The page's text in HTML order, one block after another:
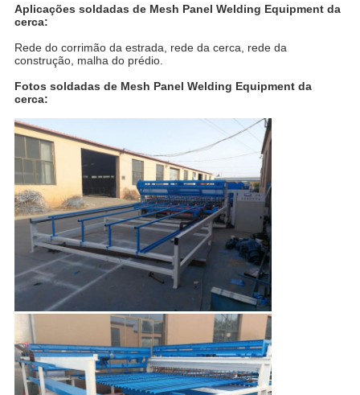
Aplicações soldadas de Mesh Panel Welding Equipment da
cerca:
Rede do corrimão da estrada, rede da cerca, rede da
construção, malha do prédio.
Fotos soldadas de Mesh Panel Welding Equipment da
cerca: